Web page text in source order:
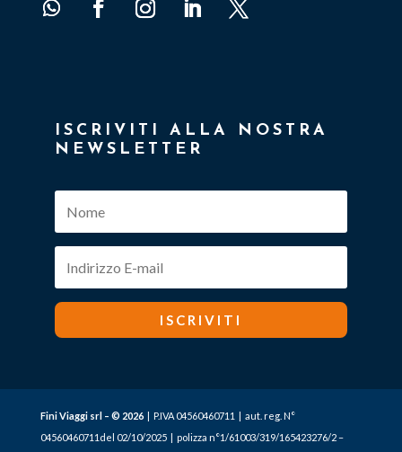
ISCRIVITI ALLA NOSTRA
NEWSLETTER
ISCRIVITI
Fini Viaggi srl – © 2026
| P.IVA 04560460711 | aut. reg. N°
04560460711del 02/10/2025 | polizza n°1/61003/319/165423276/2 –